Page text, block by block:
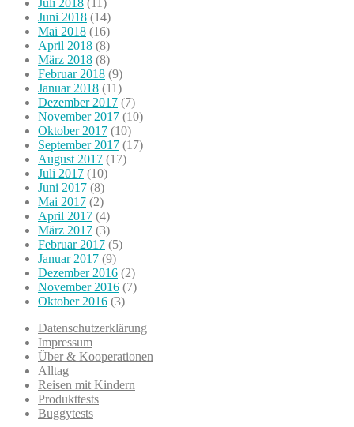
Juni 2018 (14)
Mai 2018 (16)
April 2018 (8)
März 2018 (8)
Februar 2018 (9)
Januar 2018 (11)
Dezember 2017 (7)
November 2017 (10)
Oktober 2017 (10)
September 2017 (17)
August 2017 (17)
Juli 2017 (10)
Juni 2017 (8)
Mai 2017 (2)
April 2017 (4)
März 2017 (3)
Februar 2017 (5)
Januar 2017 (9)
Dezember 2016 (2)
November 2016 (7)
Oktober 2016 (3)
Datenschutzerklärung
Impressum
Über & Kooperationen
Alltag
Reisen mit Kindern
Produkttests
Buggytests